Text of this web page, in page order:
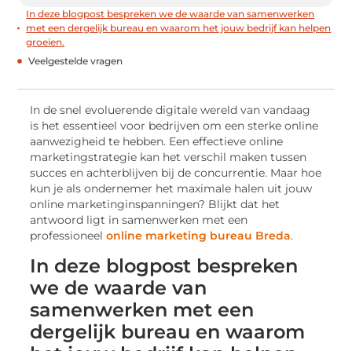
In deze blogpost bespreken we de waarde van samenwerken
met een dergelijk bureau en waarom het jouw bedrijf kan helpen
groeien.
Veelgestelde vragen
In de snel evoluerende digitale wereld van vandaag
is het essentieel voor bedrijven om een sterke online
aanwezigheid te hebben. Een effectieve online
marketingstrategie kan het verschil maken tussen
succes en achterblijven bij de concurrentie. Maar hoe
kun je als ondernemer het maximale halen uit jouw
online marketinginspanningen? Blijkt dat het
antwoord ligt in samenwerken met een
professioneelonline marketing bureau Breda.
In deze blogpost bespreken
we de waarde van
samenwerken met een
dergelijk bureau en waarom